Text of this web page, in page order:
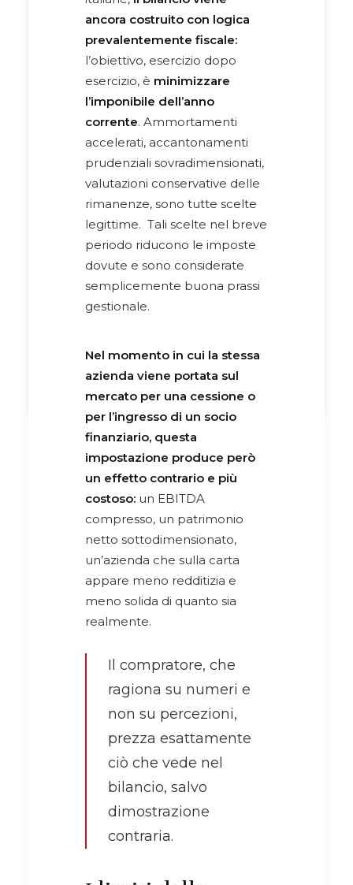
capacità dell’azienda di
negoziare condizioni di credito
più favorevoli con il sistema
bancario e di affrontare con
maggiore solidità eventuali
verifiche fiscali o ispezioni.
Inoltre, molto spesso,
consente discoprire errori o
situazioni critiche , connessi a
situazioni che nel corso degli
anni non sono stati
adeguatamente valutate.
A cura diEgidio Veronesi
by MW Associati
ancora costruito con logica
prevalentemente fiscale:
l’obiettivo, esercizio dopo
esercizio, è minimizzare
l’imponibile dell’anno
corrente. Ammortamenti
accelerati, accantonamenti
prudenziali sovradimensionati,
valutazioni conservative delle
rimanenze, sono tutte scelte
legittime. Tali scelte nel breve
periodo riducono le imposte
dovute e sono considerate
semplicemente buona prassi
gestionale.
Nel momento in cui la stessa
azienda viene portata sul
mercato per una cessione o
per l’ingresso di un socio
finanziario, questa
impostazione produce però
un effetto contrario e più
costoso: un EBITDA
compresso, un patrimonio
netto sottodimensionato,
un’azienda che sulla carta
appare meno redditizia e
meno solida di quanto sia
realmente.
Il compratore, che
ragiona su numeri e
non su percezioni,
prezza esattamente
ciò che vede nel
bilancio, salvo
dimostrazione
contraria.